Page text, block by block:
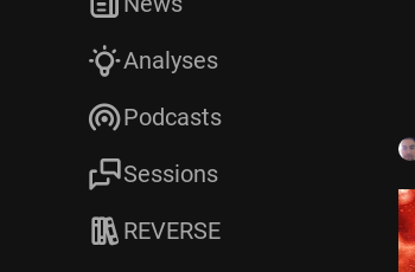
Analyses
Podcasts
Sessions
REVERSE